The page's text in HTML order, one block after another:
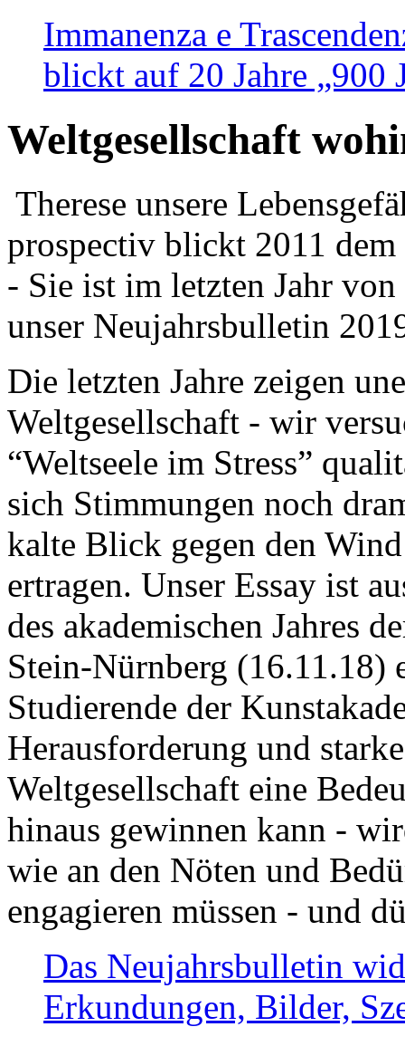
Immanenza e
blickt auf 20 Jahre „900
Weltgesellschaft
Therese unsere
prospectiv blickt 2011
- Sie ist im letzten Jahr
unser Neujahrsbulletin
Die letzten Jahre zeigen
Weltgesellschaft - wir
“Weltseele im Stress”
sich Stimmungen noch
kalte Blick gegen den
ertragen. Unser Essay ist
des akademischen Jahres
Stein-Nürnberg (16.11.18)
Studierende der
Herausforderung und
Weltgesellschaft eine
hinaus gewinnen kann -
wie an den Nöten und
engagieren müssen - und
Das Neujahrsbulletin
Erkundungen, Bilder,